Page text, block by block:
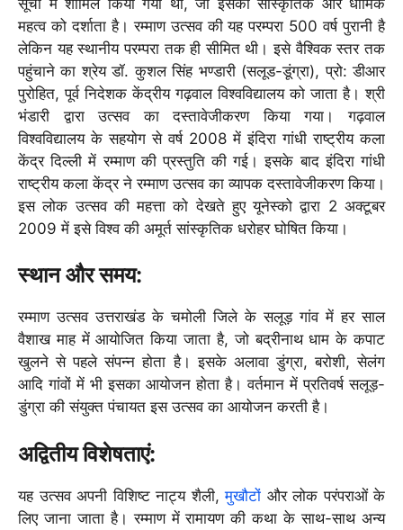
महत्व को दर्शाता है। रम्माण उत्सव की यह परम्परा 500 वर्ष पुरानी है
लेकिन यह स्थानीय परम्परा तक ही सीमित थी। इसे वैश्विक स्तर तक
पहुंचाने का श्रेय डॉ. कुशल सिंह भण्‍डारी (सलूड-डूंग्रा), प्रो: डीआर
पुरोहित, पूर्व निदेशक केंद्रीय गढ़वाल विश्‍वविद्यालय को जाता है। श्री
भंडारी द्वारा उत्सव का दस्तावेजीकरण किया गया। गढ़वाल
विश्वविद्यालय के सहयोग से वर्ष 2008 में इंदिरा गांधी राष्ट्रीय कला
केंद्र दिल्ली में रम्माण की प्रस्तुति की गई। इसके बाद इंदिरा गांधी
राष्ट्रीय कला केंद्र ने रम्माण उत्सव का व्यापक दस्तावेजीकरण किया।
इस लोक उत्सव की महत्ता को देखते हुए यूनेस्को द्वारा 2 अक्टूबर
2009 में इसे विश्व की अमूर्त सांस्कृतिक धरोहर घोषित किया।
स्थान और समय:
रम्माण उत्सव उत्तराखंड के चमोली जिले के सलूड़ गांव में हर साल
वैशाख माह में आयोजित किया जाता है, जो बद्रीनाथ धाम के कपाट
खुलने से पहले संपन्न होता है। इसके अलावा डुंग्रा, बरोशी, सेलंग
आदि गांवों में भी इसका आयोजन होता है। वर्तमान में प्रतिवर्ष सलूड़-
डुंग्रा की संयुक्त पंचायत इस उत्सव का आयोजन करती है।
अद्वितीय विशेषताएं:
यह उत्सव अपनी विशिष्ट नाट्य शैली,मुखौटों और लोक परंपराओं के
लिए जाना जाता है। रम्माण में रामायण की कथा के साथ-साथ अन्य